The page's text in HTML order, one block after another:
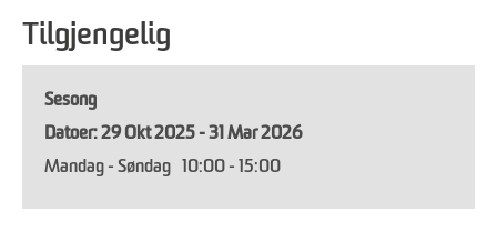
Tilgjengelig
Sesong
29 Okt 2025 - 31 Mar 2026
Mandag - Søndag
10:00 - 15:00